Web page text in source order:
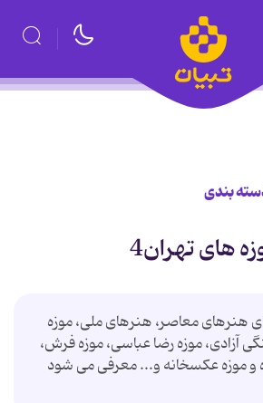
بندی
های تهران4
هنرهای معاصر، هنرهای ملی، موزه
آزادی، موزه رضا عباسی، موزه فرش،
و موزه عکسخانه و... معرفی می شود